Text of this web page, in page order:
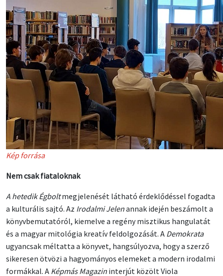
Kép forrása
Nem csak fiataloknak
A hetedik Égboltmegjelenését látható érdeklődéssel fogadta
a kulturális sajtó. Az Irodalmi Jelenannak idején beszámolt a
könyvbemutatóról, kiemelve a regény misztikus hangulatát
és a magyar mitológia kreatív feldolgozását. A Demokrata
ugyancsak méltatta a könyvet, hangsúlyozva, hogy a szerző
sikeresen ötvözi a hagyományos elemeket a modern irodalmi
formákkal. A Képmás Magazin interjút közölt Viola